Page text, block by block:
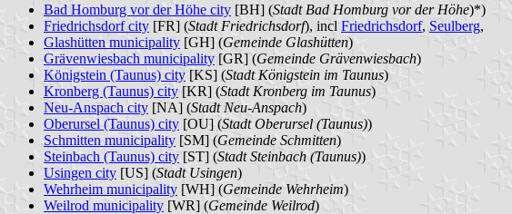
Bad Homburg vor der Höhe city [BH] (Stadt Bad Homburg vor der Höhe)*)
Friedrichsdorf city [FR] (Stadt Friedrichsdorf), incl Friedrichsdorf, Seulberg,
Glashütten municipality [GH] (Gemeinde Glashütten)
Grävenwiesbach municipality [GR] (Gemeinde Grävenwiesbach)
Königstein (Taunus) city [KS] (Stadt Königstein im Taunus)
Kronberg (Taunus) city [KR] (Stadt Kronberg im Taunus)
Neu-Anspach city [NA] (Stadt Neu-Anspach)
Oberursel (Taunus) city [OU] (Stadt Oberursel (Taunus))
Schmitten municipality [SM] (Gemeinde Schmitten)
Steinbach (Taunus) city [ST] (Stadt Steinbach (Taunus))
Usingen city [US] (Stadt Usingen)
Wehrheim municipality [WH] (Gemeinde Wehrheim)
Weilrod municipality [WR] (Gemeinde Weilrod)